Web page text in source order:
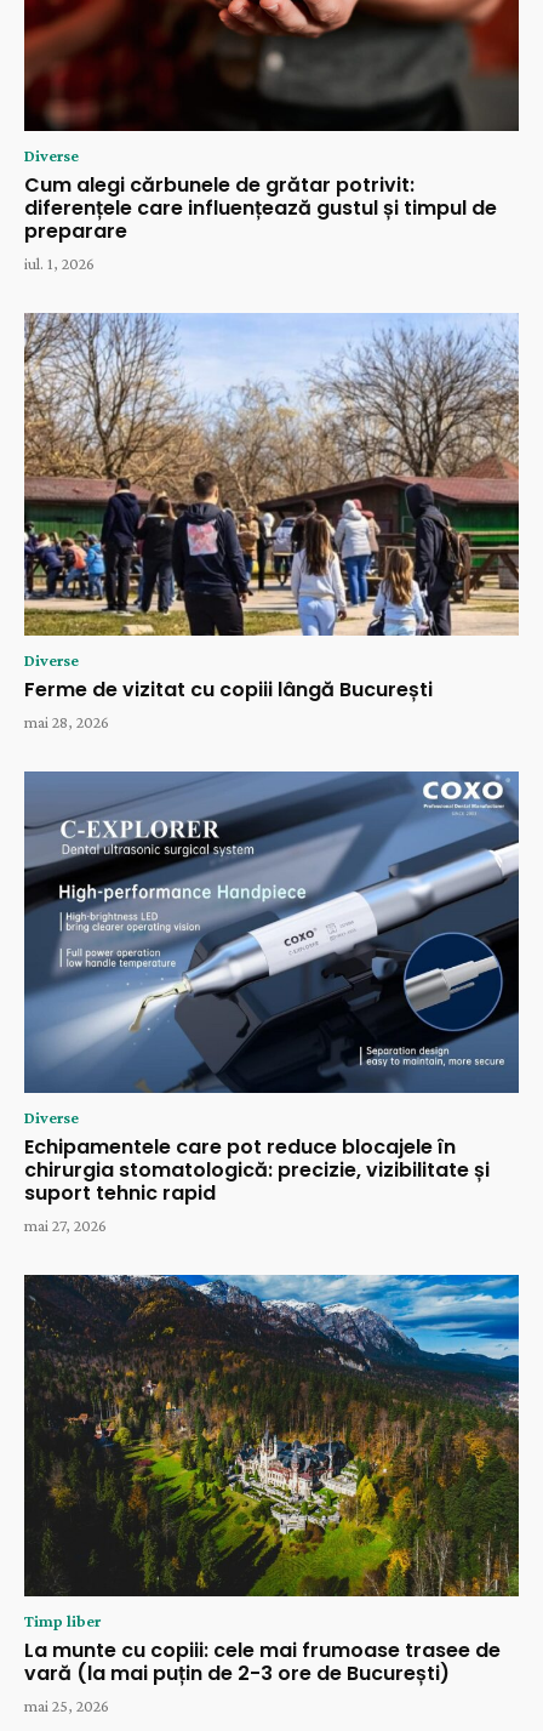
Diverse
Cum alegi cărbunele de grătar potrivit:
diferențele care influențează gustul și timpul de
preparare
iul. 1, 2026
Diverse
Ferme de vizitat cu copiii lângă București
mai 28, 2026
Diverse
Echipamentele care pot reduce blocajele în
chirurgia stomatologică: precizie, vizibilitate și
suport tehnic rapid
mai 27, 2026
Timp liber
La munte cu copiii: cele mai frumoase trasee de
vară (la mai puțin de 2-3 ore de București)
mai 25, 2026